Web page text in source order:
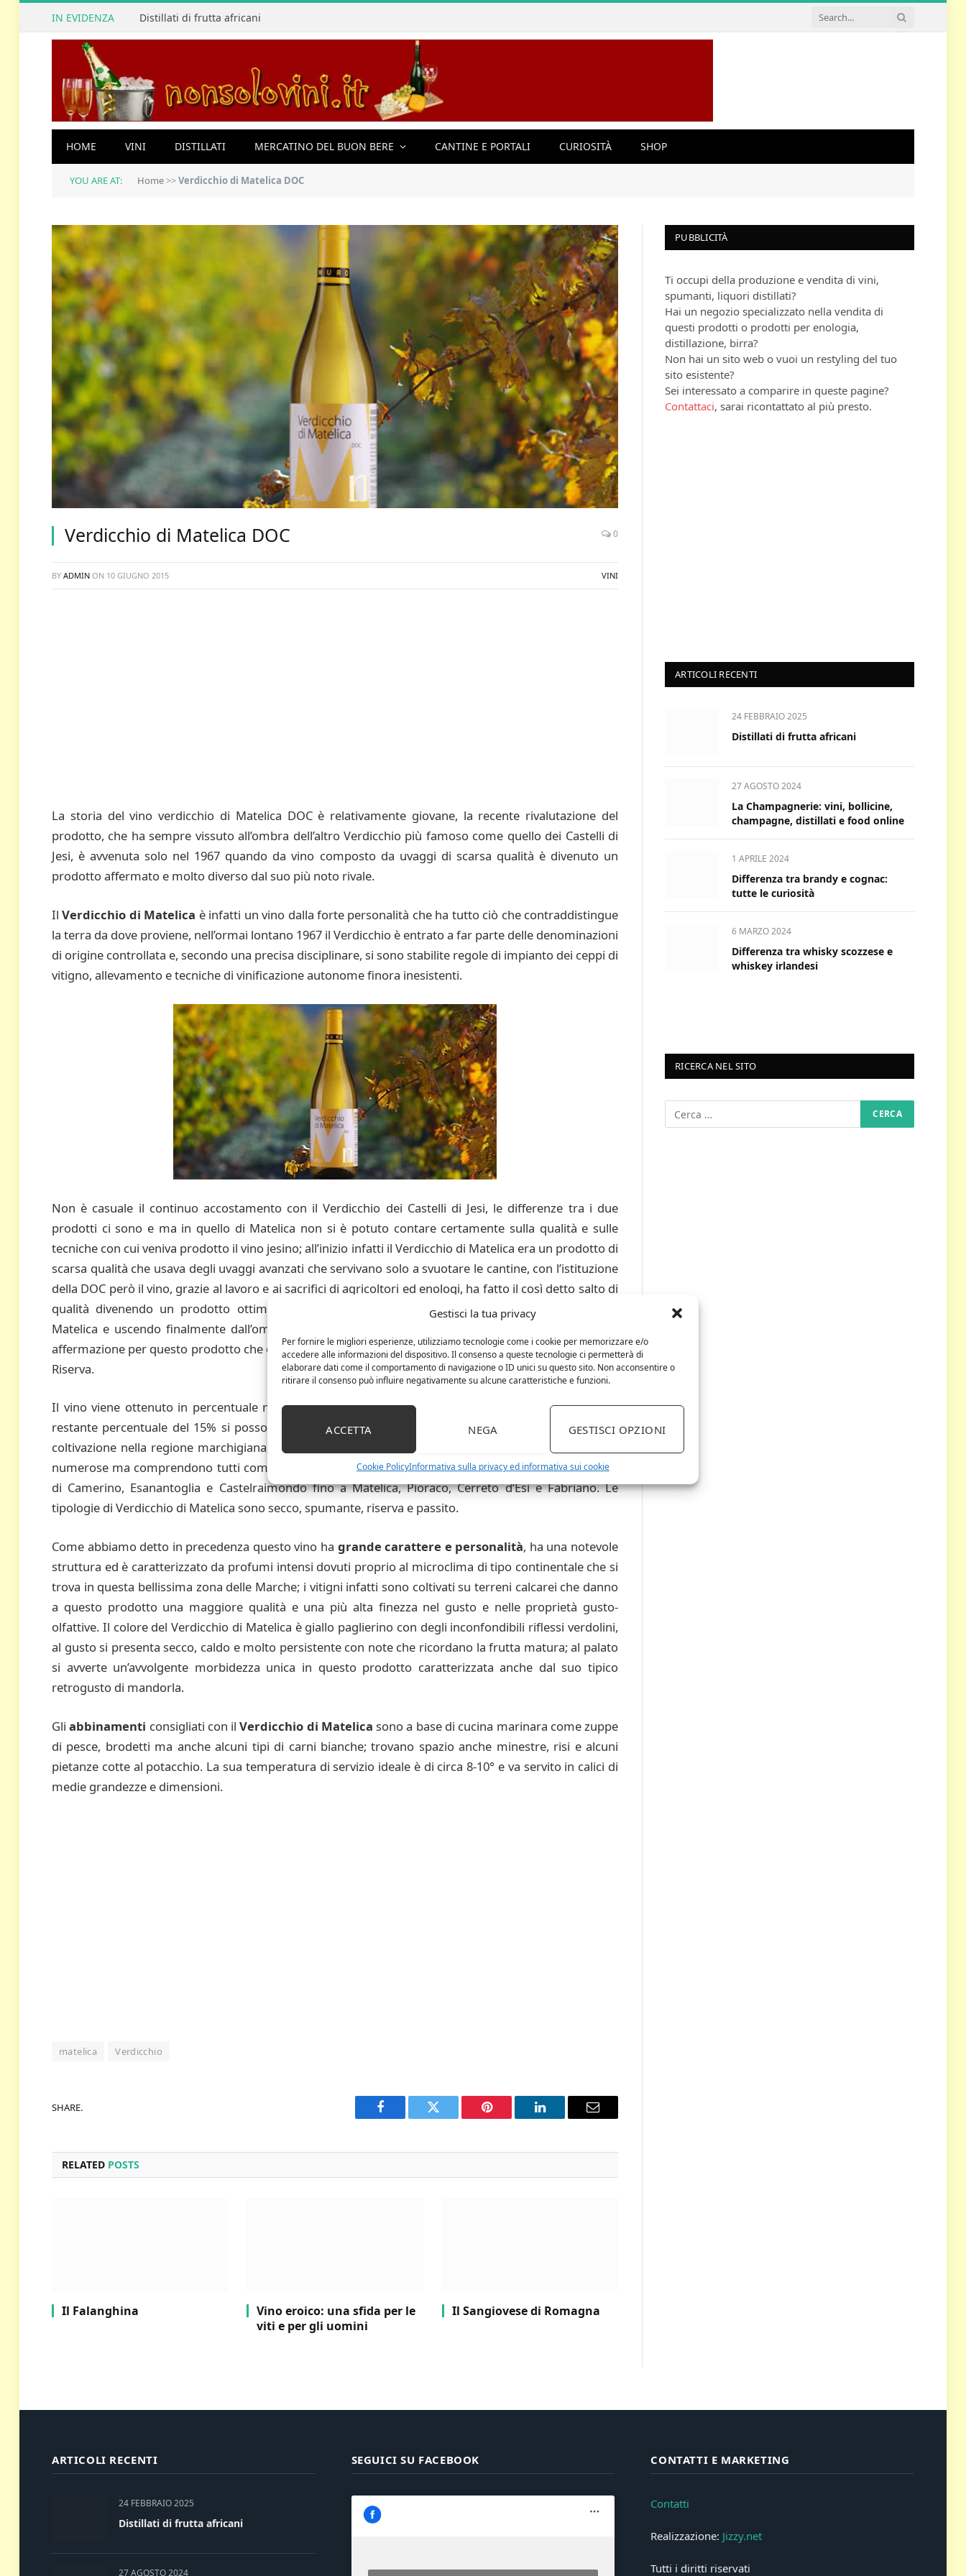
Gestisci la tua privacy
Per fornire le migliori esperienze, utilizziamo tecnologie come i cookie per memorizzare e/o
accedere alle informazioni del dispositivo. Il consenso a queste tecnologie ci permetterà di
elaborare dati come il comportamento di navigazione o ID unici su questo sito. Non acconsentire o
ritirare il consenso può influire negativamente su alcune caratteristiche e funzioni.
ACCETTA NEGA GESTISCI OPZIONI
Cookie PolicyInformativa sulla privacy ed informativa sui cookie
IN EVIDENZA Distillati di frutta africani
HOME VINI DISTILLATI MERCATINO DEL BUON BERE CANTINE E PORTALI CURIOSITÀ SHOP
YOU ARE AT: Home>>Verdicchio di Matelica DOC
Verdicchio di Matelica DOC 0
BY ADMIN ON 10 GIUGNO 2015 VINI
La storia del vino verdicchio di Matelica DOC è relativamente giovane, la recente rivalutazione del
prodotto, che ha sempre vissuto all’ombra dell’altro Verdicchio più famoso come quello dei Castelli di
Jesi, è avvenuta solo nel 1967 quando da vino composto da uvaggi di scarsa qualità è divenuto un
prodotto affermato e molto diverso dal suo più noto rivale.
IlVerdicchio di Matelica è infatti un vino dalla forte personalità che ha tutto ciò che contraddistingue
la terra da dove proviene, nell’ormai lontano 1967 il Verdicchio è entrato a far parte delle denominazioni
di origine controllata e, secondo una precisa disciplinare, si sono stabilite regole di impianto dei ceppi di
vitigno, allevamento e tecniche di vinificazione autonome finora inesistenti.
Non è casuale il continuo accostamento con il Verdicchio dei Castelli di Jesi, le differenze tra i due
prodotti ci sono e ma in quello di Matelica non si è potuto contare certamente sulla qualità e sulle
tecniche con cui veniva prodotto il vino jesino; all’inizio infatti il Verdicchio di Matelica era un prodotto di
scarsa qualità che usava degli uvaggi avanzati che servivano solo a svuotare le cantine, con l’istituzione
della DOC però il vino, grazie al lavoro e ai sacrifici di agricoltori ed enologi, ha fatto il così detto salto di
qualità divenendo un prodotto ottimo e rappresentativo di una zona complessa come quella di
Matelica e uscendo finalmente dall’ombra del Verdicchio dei Castelli di Jesi. Nel 2009 arriva un’altra
affermazione per questo prodotto che è la denominazione DOCG per la tipologia Verdicchio di Matelica
Riserva.
Il vino viene ottenuto in percentuale non inferiore all’85% con l’omonimo vitigno Verdicchio, per la
restante percentuale del 15% si possono utilizzare vitigni a bacca bianca disciplinati e ammessi alla
coltivazione nella regione marchigiana; le zone di produzione del Verdicchio di Matelica sono varie e
numerose ma comprendono tutti comuni a ridosso dell’alta valle dell’Esino, si parte infatti dai comuni
di Camerino, Esanantoglia e Castelraimondo fino a Matelica, Pioraco, Cerreto d’Esi e Fabriano. Le
tipologie di Verdicchio di Matelica sono secco, spumante, riserva e passito.
Come abbiamo detto in precedenza questo vino ha grande carattere e personalità, ha una notevole
struttura ed è caratterizzato da profumi intensi dovuti proprio al microclima di tipo continentale che si
trova in questa bellissima zona delle Marche; i vitigni infatti sono coltivati su terreni calcarei che danno
a questo prodotto una maggiore qualità e una più alta finezza nel gusto e nelle proprietà gusto-
olfattive. Il colore del Verdicchio di Matelica è giallo paglierino con degli inconfondibili riflessi verdolini,
al gusto si presenta secco, caldo e molto persistente con note che ricordano la frutta matura; al palato
si avverte un’avvolgente morbidezza unica in questo prodotto caratterizzata anche dal suo tipico
retrogusto di mandorla.
Gliabbinamenti consigliati con ilVerdicchio di Matelica sono a base di cucina marinara come zuppe
di pesce, brodetti ma anche alcuni tipi di carni bianche; trovano spazio anche minestre, risi e alcuni
pietanze cotte al potacchio. La sua temperatura di servizio ideale è di circa 8-10° e va servito in calici di
medie grandezze e dimensioni.
matelica Verdicchio
SHARE.
Facebook Twitter Pinterest LinkedIn Email
RELATED POSTS
Il Falanghina
Vino eroico: una sfida per le
viti e per gli uomini
Il Sangiovese di Romagna
PUBBLICITÀ
Ti occupi della produzione e vendita di vini,
spumanti, liquori distillati?
Hai un negozio specializzato nella vendita di
questi prodotti o prodotti per enologia,
distillazione, birra?
Non hai un sito web o vuoi un restyling del tuo
sito esistente?
Sei interessato a comparire in queste pagine?
Contattaci, sarai ricontattato al più presto.
ARTICOLI RECENTI
24 FEBBRAIO 2025
Distillati di frutta africani
27 AGOSTO 2024
La Champagnerie: vini, bollicine,
champagne, distillati e food online
1 APRILE 2024
Differenza tra brandy e cognac:
tutte le curiosità
6 MARZO 2024
Differenza tra whisky scozzese e
whiskey irlandesi
RICERCA NEL SITO
ARTICOLI RECENTI
24 FEBBRAIO 2025
Distillati di frutta africani
27 AGOSTO 2024
SEGUICI SU FACEBOOK CONTATTI E MARKETING
Contatti
Realizzazione: Jizzy.net
Tutti i diritti riservati